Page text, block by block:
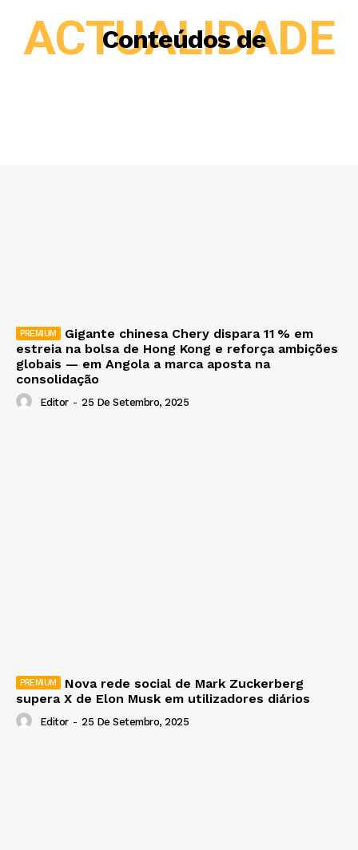
Conteúdos de
ACTUALIDADE
Gigante chinesa Chery dispara 11 % em
estreia na bolsa de Hong Kong e reforça ambições
globais — em Angola a marca aposta na
consolidação
Editor - 25 De Setembro, 2025
Nova rede social de Mark Zuckerberg
supera X de Elon Musk em utilizadores diários
Editor - 25 De Setembro, 2025